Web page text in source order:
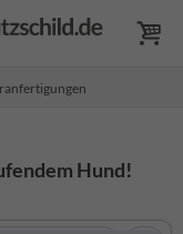
Hund!